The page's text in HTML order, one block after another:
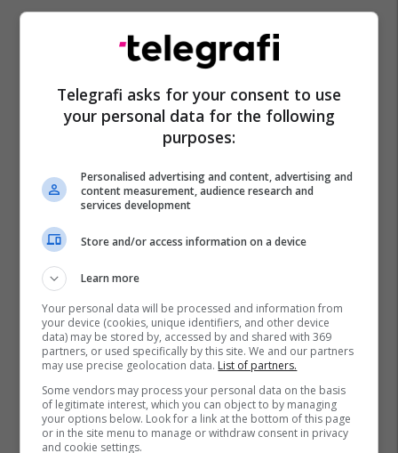
Kufiri Kosovë-Shqipëri
Kufiri Kosove-Shqiperi
Telegrafi asks for your consent to use
your personal data for the following
purposes:
Personalised advertising and content, advertising and
content measurement, audience research and
services development
Store and/or access information on a device
Learn more
Your personal data will be processed and information from
your device (cookies, unique identifiers, and other device
data) may be stored by, accessed by and shared with 369
partners, or used specifically by this site. We and our partners
may use precise geolocation data. List of partners.
Some vendors may process your personal data on the basis
of legitimate interest, which you can object to by managing
your options below. Look for a link at the bottom of this page
or in the site menu to manage or withdraw consent in privacy
and cookie settings.